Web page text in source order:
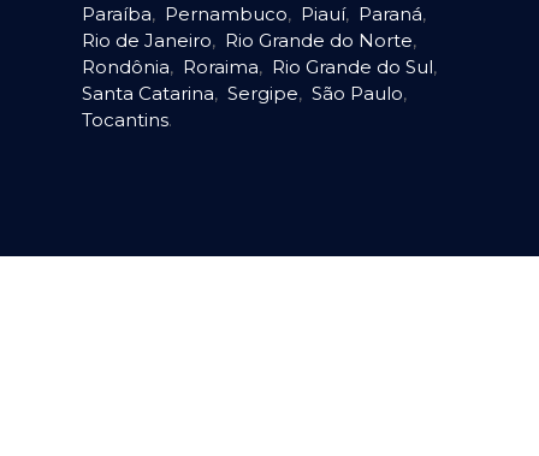
Paraíba, Pernambuco, Piauí, Paraná,
Rio de Janeiro, Rio Grande do Norte,
Rondônia, Roraima, Rio Grande do Sul,
Santa Catarina, Sergipe, São Paulo,
Tocantins.